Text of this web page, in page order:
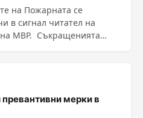
на Пожарната се
в сигнал читател на
на МВР. Съкращенията
мерки в